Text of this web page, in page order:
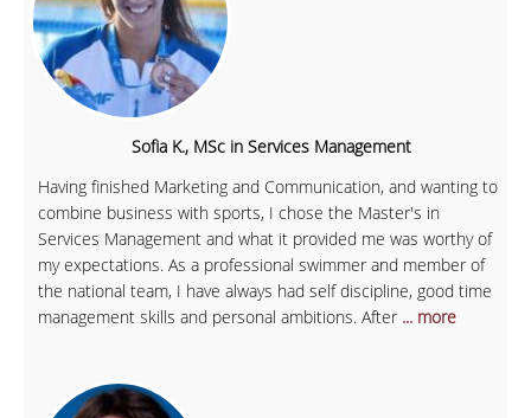
Sofia K., MSc in Services Management
Having finished Marketing and Communication, and wanting to
combine business with sports, I chose the Master's in
Services Management and what it provided me was worthy of
my expectations. As a professional swimmer and member of
the national team, I have always had self discipline, good time
management skills and personal ambitions. After ... more